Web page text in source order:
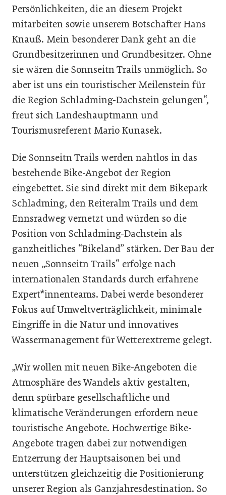
Persönlichkeiten, die an diesem Projekt
mitarbeiten sowie unserem Botschafter Hans
Knauß. Mein besonderer Dank geht an die
Grundbesitzerinnen und Grundbesitzer. Ohne
sie wären die Sonnseitn Trails unmöglich. So
aber ist uns ein touristischer Meilenstein für
die Region Schladming-Dachstein gelungen“,
freut sich Landeshauptmann und
Tourismusreferent Mario Kunasek.
Die Sonnseitn Trails werden nahtlos in das
bestehende Bike-Angebot der Region
eingebettet. Sie sind direkt mit dem Bikepark
Schladming, den Reiteralm Trails und dem
Ennsradweg vernetzt und würden so die
Position von Schladming-Dachstein als
ganzheitliches “Bikeland” stärken. Der Bau der
neuen „Sonnseitn Trails“ erfolge nach
internationalen Standards durch erfahrene
Expert*innenteams. Dabei werde besonderer
Fokus auf Umweltverträglichkeit, minimale
Eingriffe in die Natur und innovatives
Wassermanagement für Wetterextreme gelegt.
„Wir wollen mit neuen Bike-Angeboten die
Atmosphäre des Wandels aktiv gestalten,
denn spürbare gesellschaftliche und
klimatische Veränderungen erfordern neue
touristische Angebote. Hochwertige Bike-
Angebote tragen dabei zur notwendigen
Entzerrung der Hauptsaisonen bei und
unterstützen gleichzeitig die Positionierung
unserer Region als Ganzjahresdestination. So